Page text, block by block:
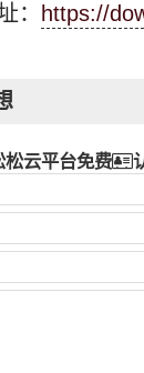
： https://
松云平台免费